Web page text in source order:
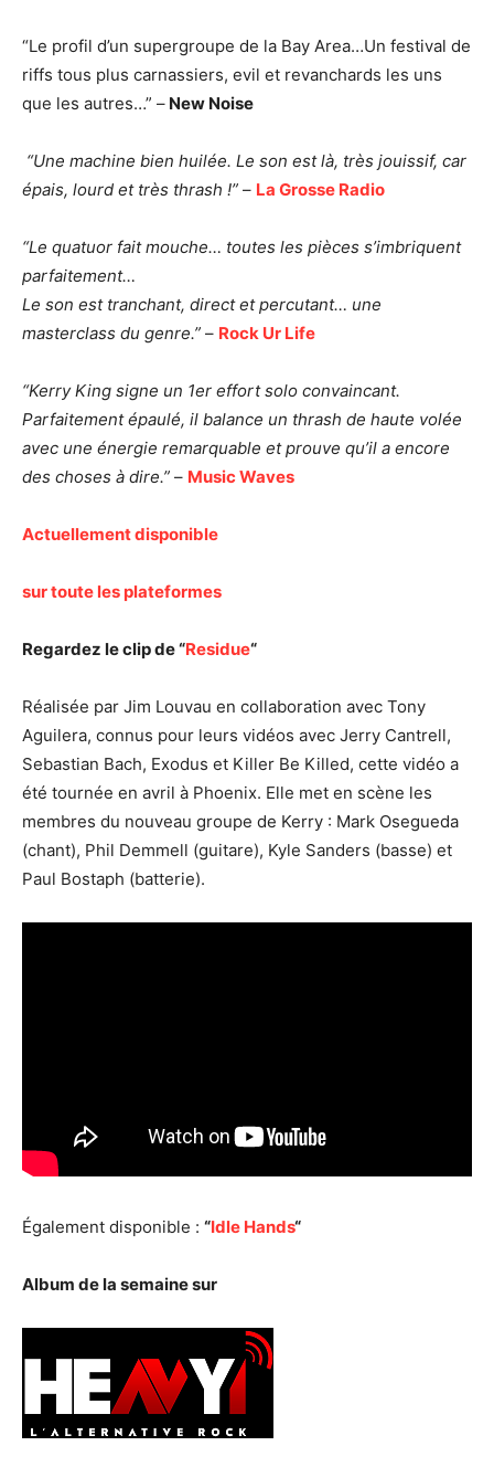
“Le profil d’un supergroupe de la Bay Area…Un festival de
riffs tous plus carnassiers, evil et revanchards les uns
que les autres…” – New Noise
“Une machine bien huilée. Le son est là, très jouissif, car
épais, lourd et très thrash !” – La Grosse Radio
“Le quatuor fait mouche… toutes les pièces s’imbriquent
parfaitement…
Le son est tranchant, direct et percutant… une
masterclass du genre.” – Rock Ur Life
“Kerry King signe un 1er effort solo convaincant.
Parfaitement épaulé, il balance un thrash de haute volée
avec une énergie remarquable et prouve qu’il a encore
des choses à dire.” – Music Waves
Actuellement disponible
sur toute les plateformes
Regardez le clip de “Residue“
Réalisée par Jim Louvau en collaboration avec Tony
Aguilera, connus pour leurs vidéos avec Jerry Cantrell,
Sebastian Bach, Exodus et Killer Be Killed, cette vidéo a
été tournée en avril à Phoenix. Elle met en scène les
membres du nouveau groupe de Kerry : Mark Osegueda
(chant), Phil Demmell (guitare), Kyle Sanders (basse) et
Paul Bostaph (batterie).
Également disponible : “Idle Hands“
Album de la semaine sur